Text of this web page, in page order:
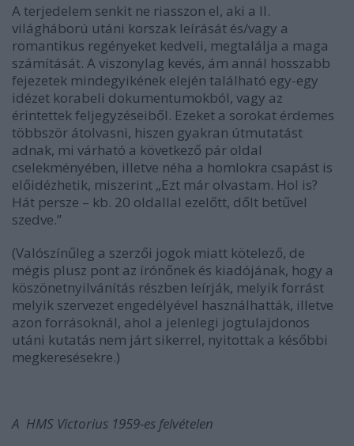
A terjedelem senkit ne riasszon el, aki a II.
világháború utáni korszak leírását és/vagy a
romantikus regényeket kedveli, megtalálja a maga
számítását. A viszonylag kevés, ám annál hosszabb
fejezetek mindegyikének elején található egy-egy
idézet korabeli dokumentumokból, vagy az
érintettek feljegyzéseiből. Ezeket a sorokat érdemes
többször átolvasni, hiszen gyakran útmutatást
adnak, mi várható a következő pár oldal
cselekményében, illetve néha a homlokra csapást is
előidézhetik, miszerint „Ezt már olvastam. Hol is?
Hát persze – kb. 20 oldallal ezelőtt, dőlt betűvel
szedve.”
(Valószínűleg a szerzői jogok miatt kötelező, de
mégis plusz pont az írónőnek és kiadójának, hogy a
köszönetnyilvánítás részben leírják, melyik forrást
melyik szervezet engedélyével használhatták, illetve
azon forrásoknál, ahol a jelenlegi jogtulajdonos
utáni kutatás nem járt sikerrel, nyitottak a későbbi
megkeresésekre.)
A HMS Victorius 1959-es felvételen